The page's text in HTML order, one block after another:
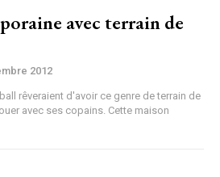
avec terrain de
2012
rêveraient d'avoir ce genre de terrain de
ses copains. Cette maison